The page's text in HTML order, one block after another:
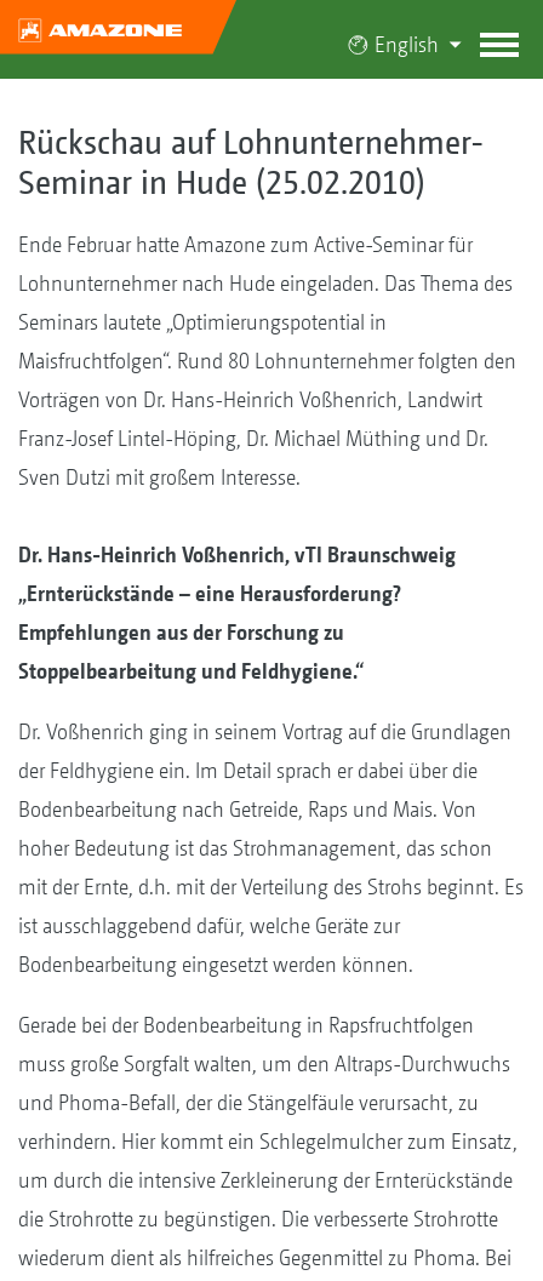
English
Rückschau auf Lohnunternehmer-
Seminar in Hude (25.02.2010)
Ende Februar hatte Amazone zum Active-Seminar für
Lohnunternehmer nach Hude eingeladen. Das Thema des
Seminars lautete „Optimierungspotential in
Maisfruchtfolgen“. Rund 80 Lohnunternehmer folgten den
Vorträgen von Dr. Hans-Heinrich Voßhenrich, Landwirt
Franz-Josef Lintel-Höping, Dr. Michael Müthing und Dr.
Sven Dutzi mit großem Interesse.
Dr. Hans-Heinrich Voßhenrich, vTI Braunschweig
„Ernterückstände – eine Herausforderung?
Empfehlungen aus der Forschung zu
Stoppelbearbeitung und Feldhygiene.“
Dr. Voßhenrich ging in seinem Vortrag auf die Grundlagen
der Feldhygiene ein. Im Detail sprach er dabei über die
Bodenbearbeitung nach Getreide, Raps und Mais. Von
hoher Bedeutung ist das Strohmanagement, das schon
mit der Ernte, d.h. mit der Verteilung des Strohs beginnt. Es
ist ausschlaggebend dafür, welche Geräte zur
Bodenbearbeitung eingesetzt werden können.
Gerade bei der Bodenbearbeitung in Rapsfruchtfolgen
muss große Sorgfalt walten, um den Altraps-Durchwuchs
und Phoma-Befall, der die Stängelfäule verursacht, zu
verhindern. Hier kommt ein Schlegelmulcher zum Einsatz,
um durch die intensive Zerkleinerung der Ernterückstände
die Strohrotte zu begünstigen. Die verbesserte Strohrotte
wiederum dient als hilfreiches Gegenmittel zu Phoma. Bei